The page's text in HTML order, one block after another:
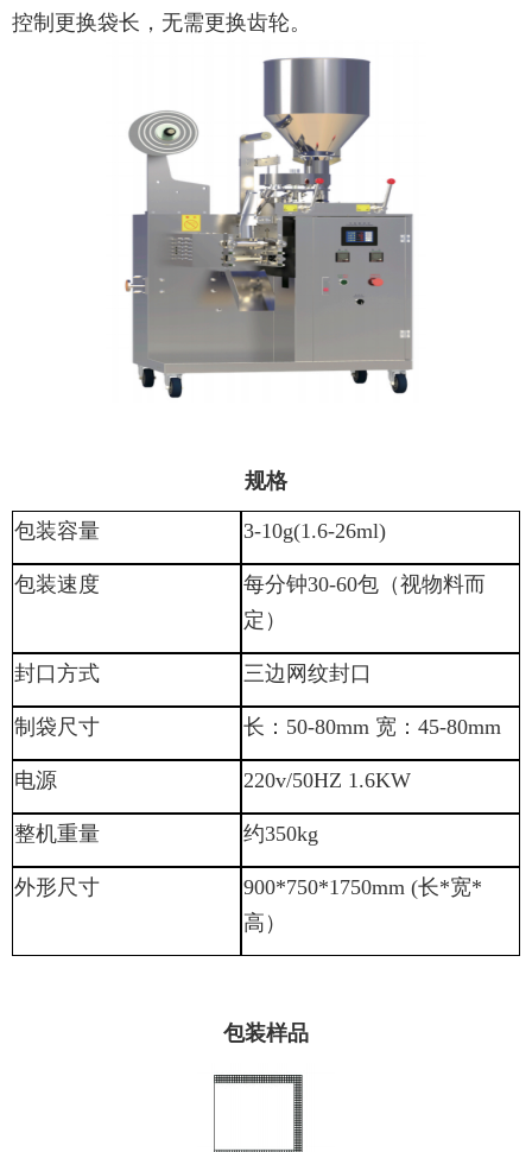
控制更换袋长，无需更换齿轮。
规格
包装容量 3-10g(1.6-26ml)
包装速度 每分钟30-60包（视物料而
定）
封口方式 三边网纹封口
制袋尺寸 长： 50-80mm 宽：45-80mm
电源 220v/50HZ 1.6KW
整机重量 约350kg
外形尺寸 900*750*1750mm (长*宽*
高）
包装样品